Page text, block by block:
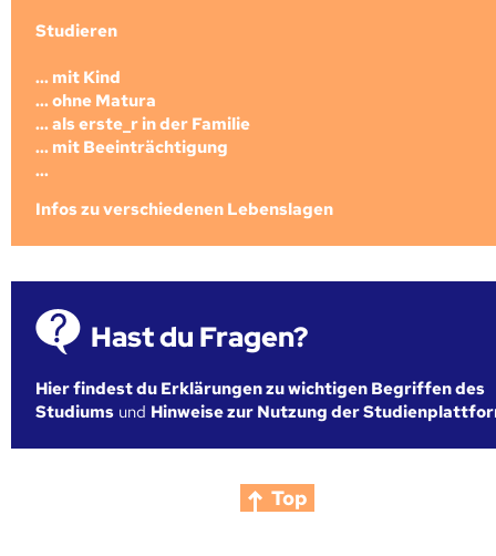
Studieren
... mit Kind
... ohne Matura
... als erste_r in der Familie
... mit Beeinträchtigung
...
Infos zu verschiedenen Lebenslagen
Hast du Fragen?
Hier findest du Erklärungen zu wichtigen Begriffen des
Studiums und Hinweise zur Nutzung der
Top